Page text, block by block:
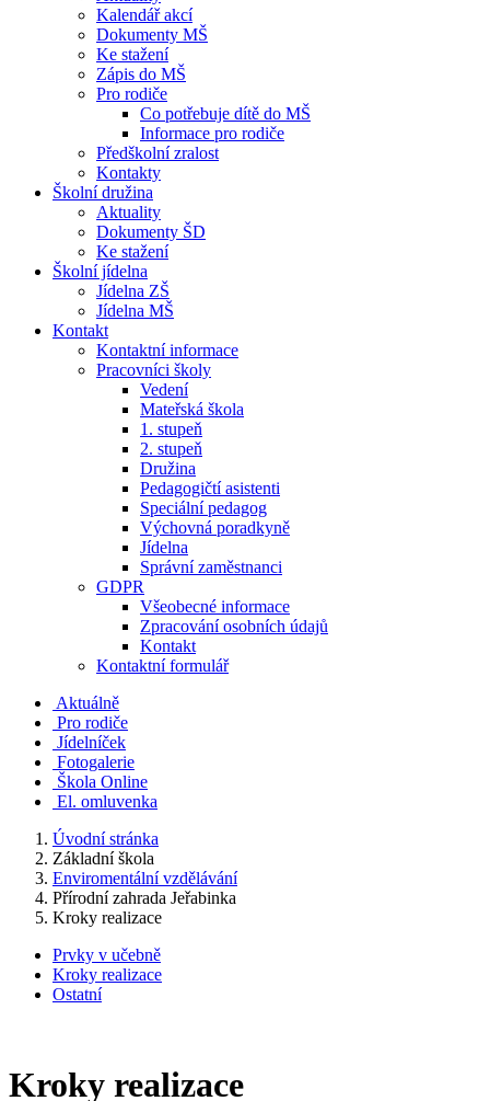
Kalendář akcí
Dokumenty MŠ
Ke stažení
Zápis do MŠ
Pro rodiče
Co potřebuje dítě do MŠ
Informace pro rodiče
Předškolní zralost
Kontakty
Školní družina
Aktuality
Dokumenty ŠD
Ke stažení
Školní jídelna
Jídelna ZŠ
Jídelna MŠ
Kontakt
Kontaktní informace
Pracovníci školy
Vedení
Mateřská škola
1. stupeň
2. stupeň
Družina
Pedagogičtí asistenti
Speciální pedagog
Výchovná poradkyně
Jídelna
Správní zaměstnanci
GDPR
Všeobecné informace
Zpracování osobních údajů
Kontakt
Kontaktní formulář
Aktuálně
Pro rodiče
Jídelníček
Fotogalerie
Škola Online
El. omluvenka
Úvodní stránka
Základní škola
Enviromentální vzdělávání
Přírodní zahrada Jeřabinka
Kroky realizace
Prvky v učebně
Kroky realizace
Ostatní
Kroky realizace